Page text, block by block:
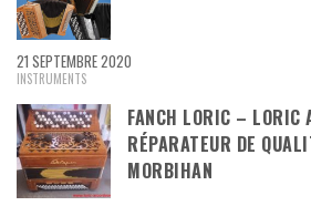
21 SEPTEMBRE 2020
INSTRUMENTS
FANCH LORIC – LORIC
RÉPARATEUR DE
MORBIHAN